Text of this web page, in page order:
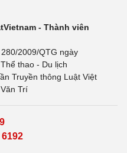
- Thành viên
2009/QTG ngày
thao - Du lịch
Truyền thông Luật Việt
Trí
6192